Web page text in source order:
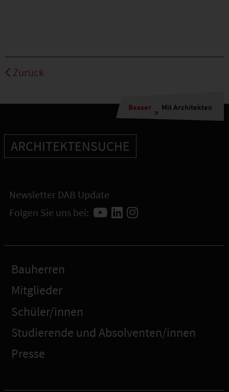
Zurück
Besser Mit Architekten
ARCHITEKTENSUCHE
Newsletter DAB Update
Folgen Sie uns bei:
Bauherren
Mitglieder
Schüler/innen
Studierende und Absolventen/innen
Presse